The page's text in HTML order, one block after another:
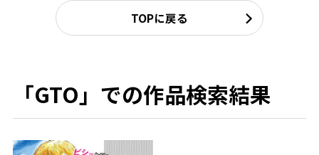
TOPに戻る
「GTO」での作品検索結果